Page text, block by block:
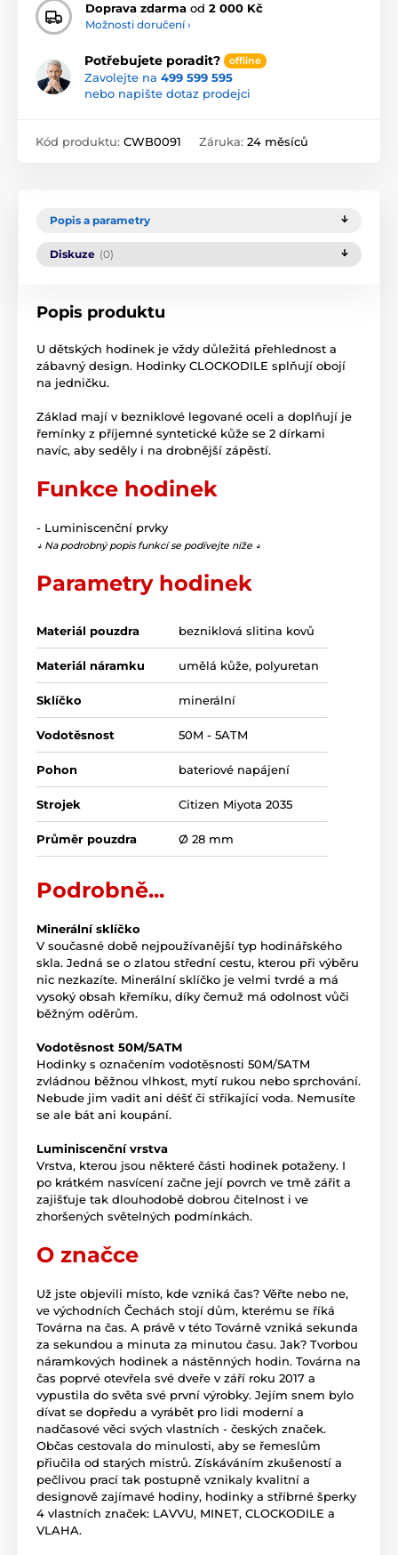
Doprava zdarma od 2 000 Kč
Možnosti doručení ›
Potřebujete poradit? offline
Zavolejte na 499 599 595
nebo napište dotaz prodejci
Kód produktu: CWB0091 Záruka: 24 měsíců
Popis a parametry
Diskuze (0)
Popis produktu
U dětských hodinek je vždy důležitá přehlednost a
zábavný design. Hodinky CLOCKODILE splňují obojí
na jedničku.
Základ mají v bezniklové legované oceli a doplňují je
řemínky z příjemné syntetické kůže se 2 dírkami
navíc, aby seděly i na drobnější zápěstí.
Funkce hodinek
- Luminiscenční prvky
↓ Na podrobný popis funkcí se podívejte níže ↓
Parametry hodinek
Materiál pouzdra bezniklová slitina kovů
Materiál náramku umělá kůže, polyuretan
Sklíčko minerální
Vodotěsnost 50M - 5ATM
Pohon bateriové napájení
Strojek Citizen Miyota 2035
Průměr pouzdra Ø 28 mm
Podrobně...
Minerální sklíčko
V současné době nejpoužívanější typ hodinářského
skla. Jedná se o zlatou střední cestu, kterou při výběru
nic nezkazíte. Minerální sklíčko je velmi tvrdé a má
vysoký obsah křemíku, díky čemuž má odolnost vůči
běžným oděrům.
Vodotěsnost 50M/5ATM
Hodinky s označením vodotěsnosti 50M/5ATM
zvládnou běžnou vlhkost, mytí rukou nebo sprchování.
Nebude jim vadit ani déšť či stříkající voda. Nemusíte
se ale bát ani koupání.
Luminiscenční vrstva
Vrstva, kterou jsou některé části hodinek potaženy. I
po krátkém nasvícení začne její povrch ve tmě zářit a
zajišťuje tak dlouhodobě dobrou čitelnost i ve
zhoršených světelných podmínkách.
O značce
Už jste objevili místo, kde vzniká čas? Věřte nebo ne,
ve východních Čechách stojí dům, kterému se říká
Továrna na čas. A právě v této Továrně vzniká sekunda
za sekundou a minuta za minutou času. Jak? Tvorbou
náramkových hodinek a nástěnných hodin. Továrna na
čas poprvé otevřela své dveře v září roku 2017 a
vypustila do světa své první výrobky. Jejím snem bylo
dívat se dopředu a vyrábět pro lidi moderní a
nadčasové věci svých vlastních - českých značek.
Občas cestovala do minulosti, aby se řemeslům
přiučila od starých mistrů. Získáváním zkušeností a
pečlivou prací tak postupně vznikaly kvalitní a
designově zajímavé hodiny, hodinky a stříbrné šperky
4 vlastních značek: LAVVU, MINET, CLOCKODILE a
VLAHA.